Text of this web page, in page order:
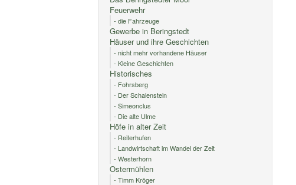
Feuerwehr
- die Fahrzeuge
Gewerbe in Beringstedt
Häuser und ihre Geschichten
- nicht mehr vorhandene Häuser
- Kleine Geschichten
Historisches
- Fohrsberg
- Der Schalenstein
- Simeonclus
- Die alte Ulme
Höfe in alter Zeit
- Reiterhufen
- Landwirtschaft im Wandel der Zeit
- Westerhorn
Ostermühlen
- Timm Kröger